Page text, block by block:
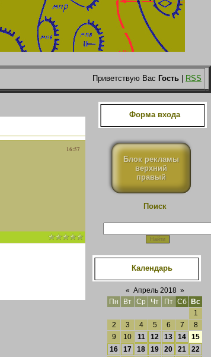
Приветствую Вас Гость RSS
16:57
Форма входа
Блок рекламы
верхний
правый
Поиск
Календарь
« Апрель 2018 »
Пн
Вт Ср Чт Пт Сб
Вс
1
2
3 4 5 6 7
8
9
10 11 12 13 14
15
16
17 18 19 20 21
22